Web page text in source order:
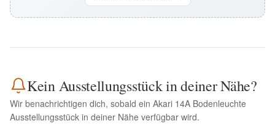
Kein Ausstellungsstück in deiner Nähe?
Wir benachrichtigen dich, sobald ein Akari 14A Bodenleuchte
Ausstellungsstück in deiner Nähe verfügbar wird.